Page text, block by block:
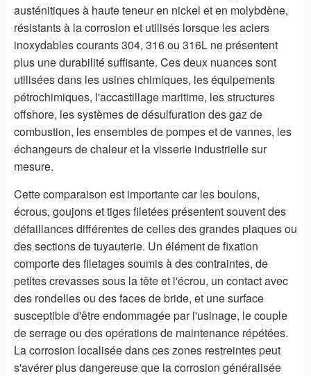
austénitiques à haute teneur en nickel et en molybdène,
résistants à la corrosion et utilisés lorsque les aciers
inoxydables courants 304, 316 ou 316L ne présentent
plus une durabilité suffisante. Ces deux nuances sont
utilisées dans les usines chimiques, les équipements
pétrochimiques, l'accastillage maritime, les structures
offshore, les systèmes de désulfuration des gaz de
combustion, les ensembles de pompes et de vannes, les
échangeurs de chaleur et la visserie industrielle sur
mesure.
Cette comparaison est importante car les boulons,
écrous, goujons et tiges filetées présentent souvent des
défaillances différentes de celles des grandes plaques ou
des sections de tuyauterie. Un élément de fixation
comporte des filetages soumis à des contraintes, de
petites crevasses sous la tête et l'écrou, un contact avec
des rondelles ou des faces de bride, et une surface
susceptible d'être endommagée par l'usinage, le couple
de serrage ou des opérations de maintenance répétées.
La corrosion localisée dans ces zones restreintes peut
s'avérer plus dangereuse que la corrosion généralisée